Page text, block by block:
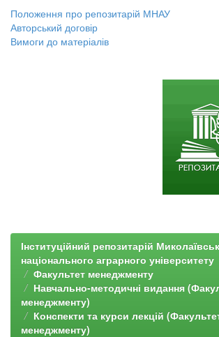
Положення про репозитарій МНАУ
Авторський договір
Вимоги до матеріалів
Інституційний репозитарій
національного аграрного університету
Факультет менеджменту
Навчально-методичні видання
менеджменту)
Конспекти та курси лекцій
менеджменту)